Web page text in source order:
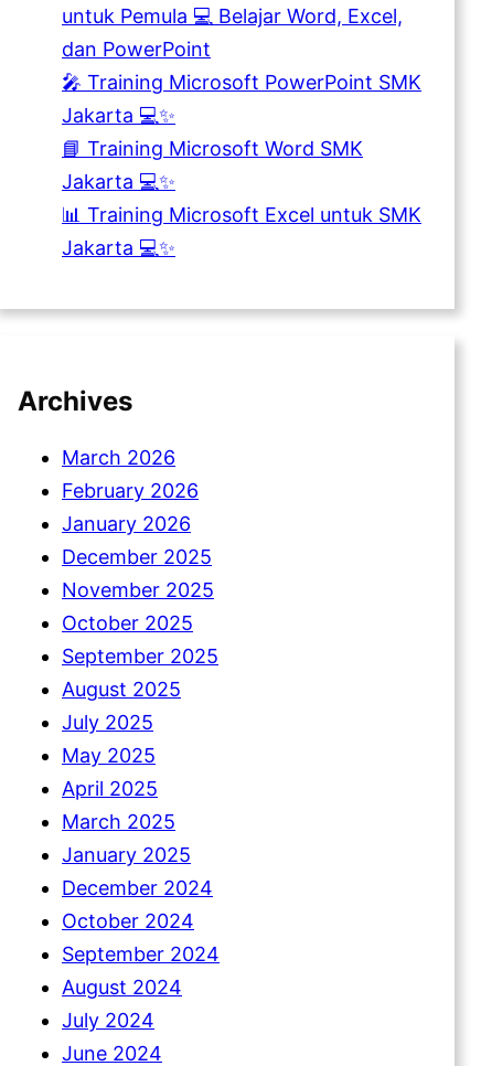
untuk Pemula 💻 Belajar Word, Excel,
dan PowerPoint
🎤 Training Microsoft PowerPoint SMK
Jakarta 💻✨
📘 Training Microsoft Word SMK
Jakarta 💻✨
📊 Training Microsoft Excel untuk SMK
Jakarta 💻✨
Archives
March 2026
February 2026
January 2026
December 2025
November 2025
October 2025
September 2025
August 2025
July 2025
May 2025
April 2025
March 2025
January 2025
December 2024
October 2024
September 2024
August 2024
July 2024
June 2024